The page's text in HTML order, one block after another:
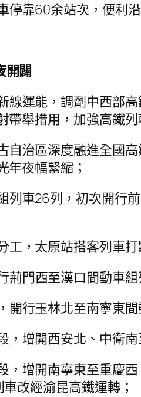
停靠60余站次，便利
開闢
線運能，調劑中西部
舉措用，加強高鐵
自治區深度融進全國
年夜幅緊縮；
列車26列，初次開行
工，太原站搭客列車
荊門西至漢口間動車組
開行玉林北至南寧東
，增開西安北、中衛
，增開南寧東至重慶
改經渝昆高鐵運轉；